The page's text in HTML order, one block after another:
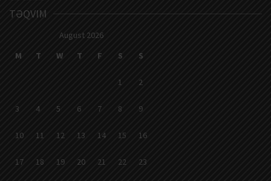
TƏQVIM
August 2026
M
T W T F S S
1 2
3 4 5 6 7 8 9
10 11 12 13 14 15 16
17 18 19 20 21 22 23